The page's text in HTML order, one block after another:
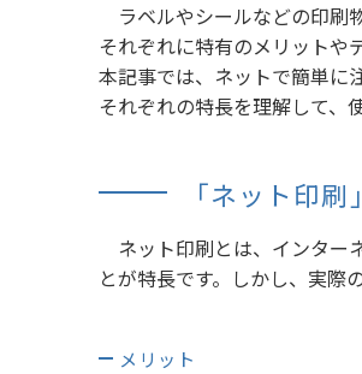
ラベルやシールなどの印刷
それぞれに特有のメリットや
本記事では、ネットで簡単に
それぞれの特長を理解して、
「ネット印
ネット印刷とは、インター
とが特長です。しかし、実際
メリット